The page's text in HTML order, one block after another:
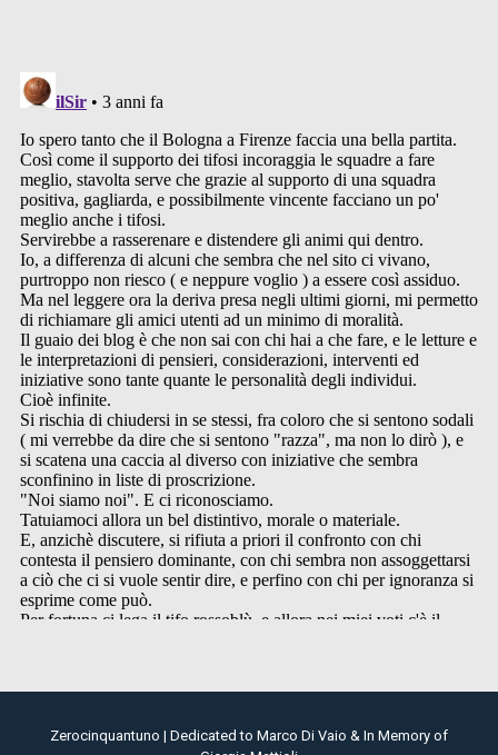
Zerocinquantuno | Dedicated to Marco Di Vaio & In Memory of